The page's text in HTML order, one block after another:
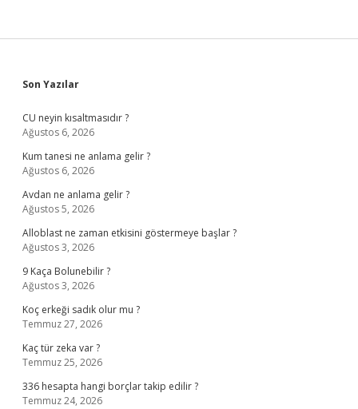
Sidebar
Son Yazılar
CU neyin kısaltmasıdır ?
Ağustos 6, 2026
Kum tanesi ne anlama gelir ?
Ağustos 6, 2026
Avdan ne anlama gelir ?
Ağustos 5, 2026
Alloblast ne zaman etkisini göstermeye başlar ?
Ağustos 3, 2026
9 Kaça Bolunebilir ?
Ağustos 3, 2026
Koç erkeği sadık olur mu ?
Temmuz 27, 2026
Kaç tür zeka var ?
Temmuz 25, 2026
336 hesapta hangi borçlar takip edilir ?
Temmuz 24, 2026